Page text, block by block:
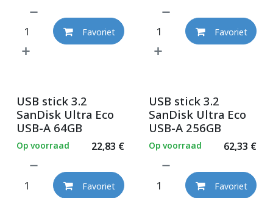
Favoriet Favoriet
USB stick 3.2
SanDisk Ultra Eco
USB-A 64GB
22,83 €
Op voorraad
Favoriet
USB stick 3.2
SanDisk Ultra Eco
USB-A 256GB
62,33 €
Op voorraad
Favoriet